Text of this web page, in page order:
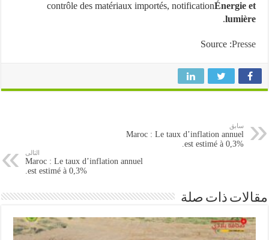
contrôle des matériaux importés, notification
.
Source :
سابق
Maroc : Le taux d’inflation annuel
est estimé à 0,3%.
Maroc : Le taux d’inflation annuel
est estimé à 0,3%.
ذات صلة